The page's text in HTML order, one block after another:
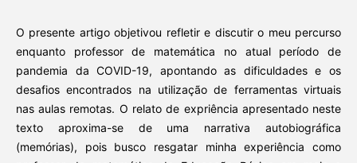
O presente artigo objetivou refletir e discutir o meu percurso
enquanto professor de matemática no atual período de
pandemia da COVID-19, apontando as dificuldades e os
desafios encontrados na utilização de ferramentas virtuais
nas aulas remotas. O relato de expriência apresentado neste
texto aproxima-se de uma narrativa autobiográfica
(memórias), pois busco resgatar minha experiência como